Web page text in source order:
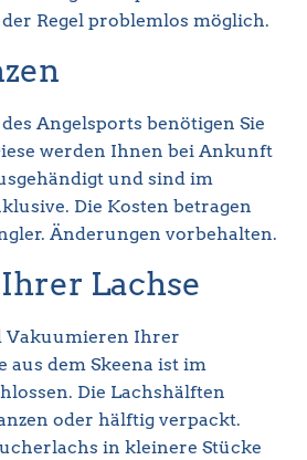
Regel problemlos möglich.
Angelsports benötigen Sie
werden Ihnen bei Ankunft
und sind im
Die Kosten betragen
Änderungen vorbehalten.
Lachse
Vakuumieren Ihrer
aus dem Skeena ist im
Die Lachshälften
oder hälftig verpackt.
in kleinere Stücke